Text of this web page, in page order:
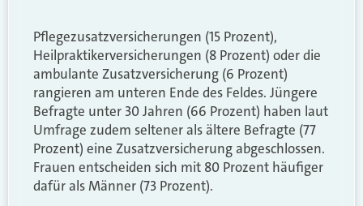
Pflegezusatzversicherungen (15 Prozent),
Heilpraktikerversicherungen (8 Prozent) oder die
ambulante Zusatzversicherung (6 Prozent)
rangieren am unteren Ende des Feldes. Jüngere
Befragte unter 30 Jahren (66 Prozent) haben laut
Umfrage zudem seltener als ältere Befragte (77
Prozent) eine Zusatzversicherung abgeschlossen.
Frauen entscheiden sich mit 80 Prozent häufiger
dafür als Männer (73 Prozent).